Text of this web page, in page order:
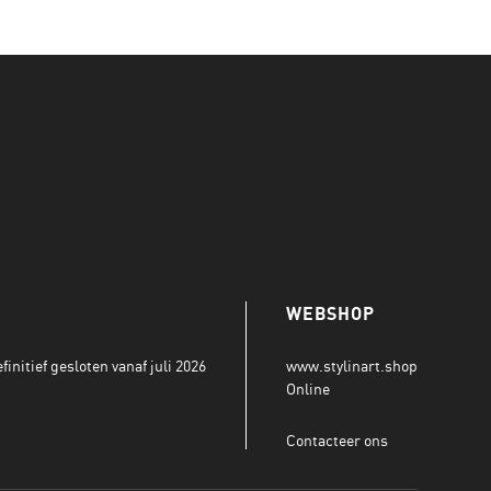
gesloten vanaf juli 2026
WEBSHOP
www.stylinart.shop
Online
Contacteer ons